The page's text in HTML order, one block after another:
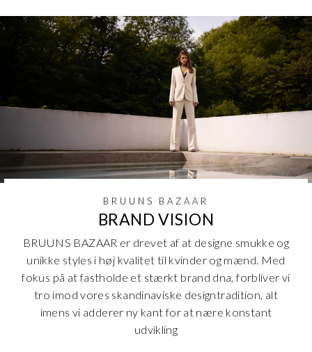
BRUUNS BAZAAR
BRAND VISION
BRUUNS BAZAAR er drevet af at designe smukke og
unikke styles i høj kvalitet til kvinder og mænd. Med
fokus på at fastholde et stærkt brand dna, forbliver vi
tro imod vores skandinaviske designtradition, alt
imens vi adderer ny kant for at nære konstant
udvikling